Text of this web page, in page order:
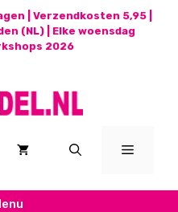
| Verzendkosten 5,95 |
(NL) | Elke woensdag
2026
Menu